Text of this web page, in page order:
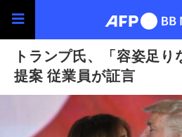
トランプ氏、「容姿足
提案 従業員が証言